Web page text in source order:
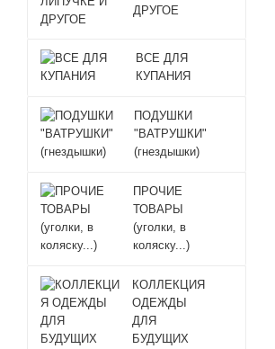
ДРУГОЕ
ВСЕ ДЛЯ
КУПАНИЯ
ПОДУШКИ
"ВАТРУШКИ"
(гнездышки)
ПРОЧИЕ
ТОВАРЫ
(уголки, в
коляску...)
КОЛЛЕКЦИЯ
ОДЕЖДЫ
ДЛЯ
БУДУЩИХ